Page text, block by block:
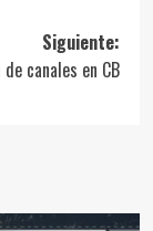
Siguiente:
canales en CB